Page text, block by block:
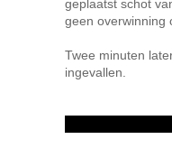
geplaatst schot
geen overwinning
Twee minuten
ingevallen.